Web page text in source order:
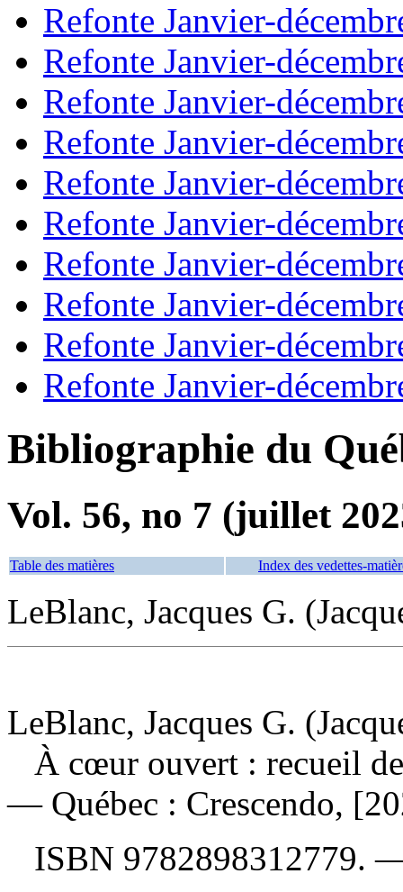
Refonte Janvier-
Refonte Janvier-
Refonte Janvier-
Refonte Janvier-
Refonte Janvier-
Refonte Janvier-
Refonte Janvier-
Refonte Janvier-
Refonte Janvier-
Refonte Janvier-
Bibliographie du
Vol. 56, no 7 (juillet
Table des matières Index des vedettes-
LeBlanc, Jacques G.
LeBlanc, Jacques G.
À cœur ouvert : recueil
— Québec : Crescendo,
ISBN 9782898312779.